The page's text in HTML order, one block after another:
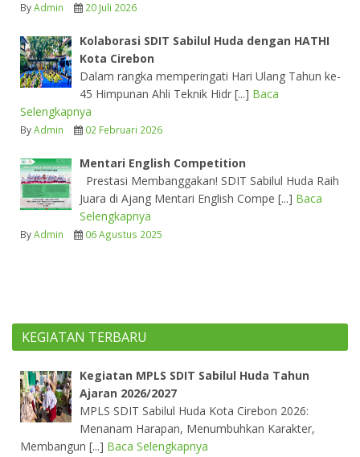
ByAdmin 20 Juli 2026
Kolaborasi SDIT Sabilul Huda dengan HATHI
Kota Cirebon
Dalam rangka memperingati Hari Ulang Tahun ke-
45 Himpunan Ahli Teknik Hidr [...] Baca
Selengkapnya
ByAdmin 02 Februari 2026
Mentari English Competition
Prestasi Membanggakan! SDIT Sabilul Huda Raih
Juara di Ajang Mentari English Compe [...] Baca
Selengkapnya
ByAdmin 06 Agustus 2025
KEGIATAN TERBARU
Kegiatan MPLS SDIT Sabilul Huda Tahun
Ajaran 2026/2027
MPLS SDIT Sabilul Huda Kota Cirebon 2026:
Menanam Harapan, Menumbuhkan Karakter,
Membangun [...] Baca Selengkapnya